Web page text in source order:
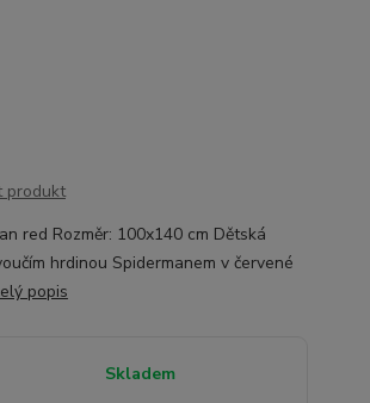
produkt
red Rozměr: 100x140 cm Dětská
hrdinou Spidermanem v červené
popis
Skladem